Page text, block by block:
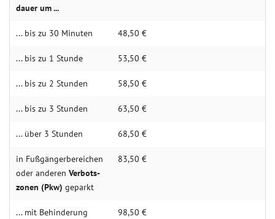
dauer um ...
... bis zu 30 Mi­nu­ten 48,50 €
... bis zu 1 Stun­de 53,50 €
... bis zu 2 Stun­den 58,50 €
... bis zu 3 Stun­den 63,50 €
... über 3 Stun­den 68,50 €
in Fuß­­gänger­­­berei­­chen
oder anderen Verbots­­­
zonen (Pkw) geparkt
83,50 €
... mit Behin­derung 98,50 €